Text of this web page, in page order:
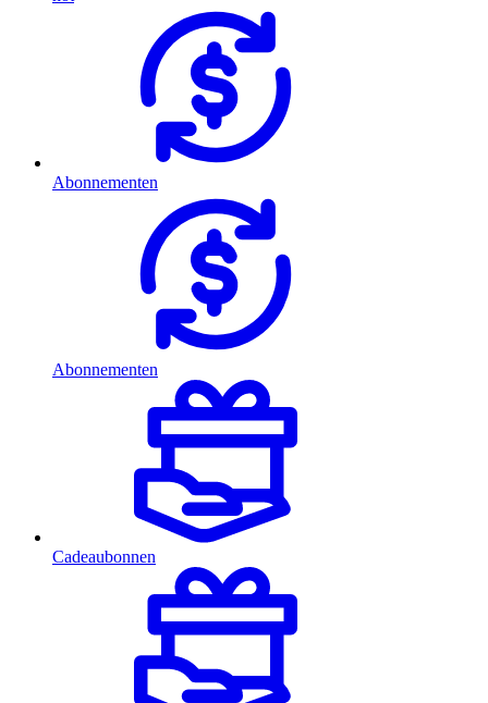
Abonnementen
Abonnementen
Cadeaubonnen